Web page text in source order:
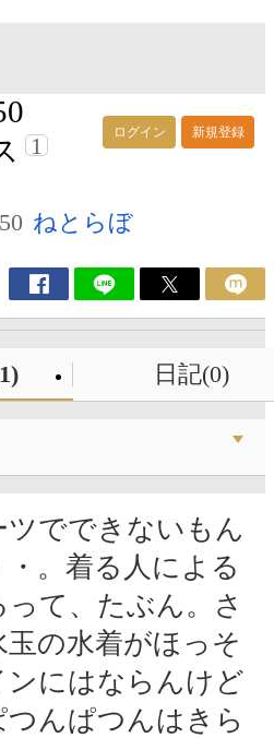
ログイン 新規登録
1
ねとらぼ
日記(0)
ツでできないもん
。着る人による
って、たぶん。さ
の水着がほっそ
ンにはならんけど
つんぱつんはきら